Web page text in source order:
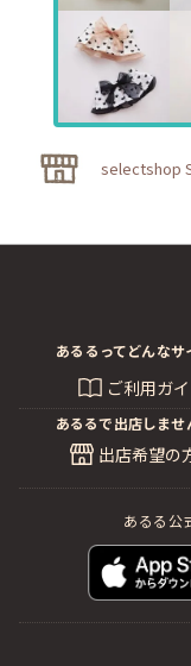
selectshop
あるるってどんなサ
ご利用ガ
あるるで出店しませ
出店希望の
あるる公